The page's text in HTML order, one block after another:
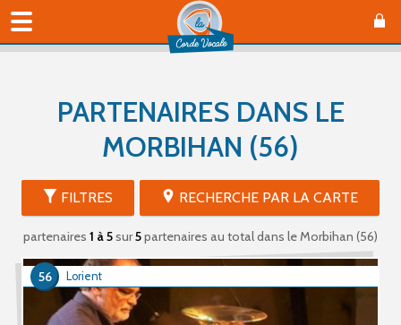
PARTENAIRES DANS LE
MORBIHAN (56)
FILTRES RECHERCHE PAR LA CARTE
partenaires 1 à 5sur5partenaires au totaldans le Morbihan (56)
Lorient
56